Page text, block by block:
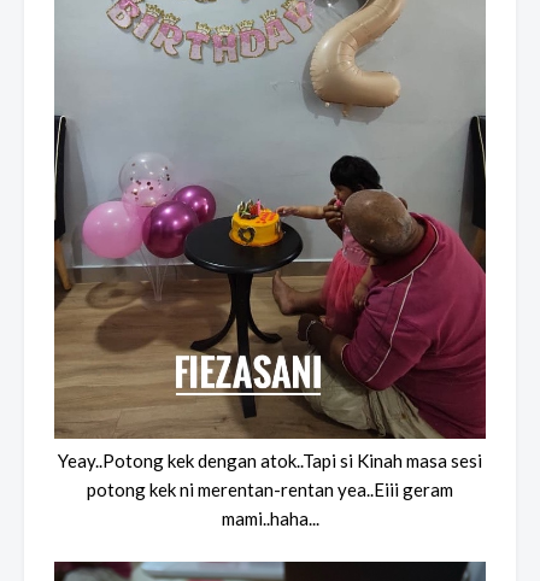
Yeay..Potong kek dengan atok..Tapi si Kinah masa sesi
potong kek ni merentan-rentan yea..Eiii geram
mami..haha...